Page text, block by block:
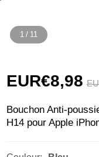
1 / 11
EUR€8,98
Bouchon Anti-
H14 pour Apple